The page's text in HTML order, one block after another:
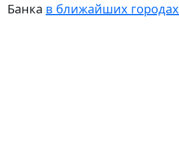
Банка в ближайших городах